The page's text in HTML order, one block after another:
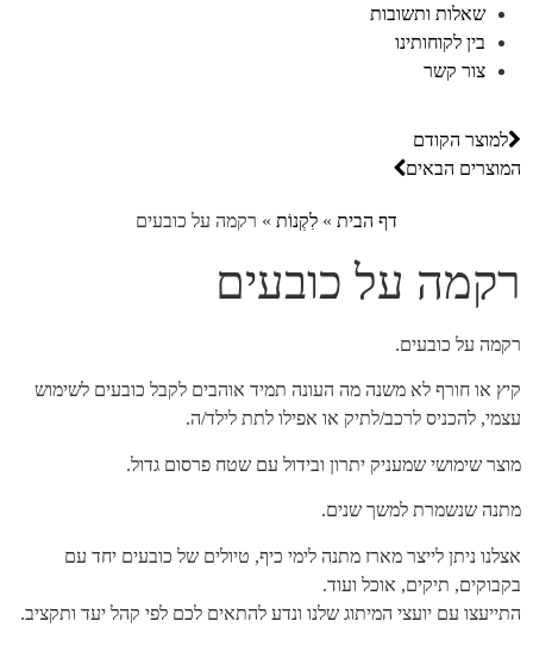
שאלות ותשובות
בין לקוחותינו
צור קשר
למוצר הקודם
המוצרים הבאים
דף הבית»לִקְנוֹת»רקמה על כובעים
רקמה על כובעים
רקמה על כובעים.
קיץ או חורף לא משנה מה העונה תמיד אוהבים לקבל כובעים לשימוש
עצמי, להכניס לרכב/לתיק או אפילו לתת לילד/ה.
מוצר שימושי שמעניק יתרון ובידול עם שטח פרסום גדול.
מתנה שנשמרת למשך שנים.
אצלנו ניתן לייצר מארז מתנה לימי כיף, טיולים של כובעים יחד עם
בקבוקים, תיקים, אוכל ועוד.
התייעצו עם יועצי המיתוג שלנו ונדע להתאים לכם לפי קהל יעד ותקציב.